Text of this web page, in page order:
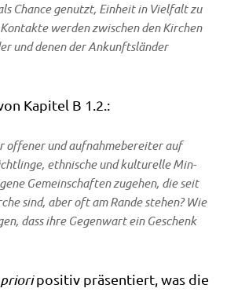
Chan­ce genutzt, Ein­heit in Viel­falt zu
wer­den zwi­schen den Kir­chen
und denen der Ankunfts­län­der
Kapi­tel B 1.2.:
offe­ner und auf­nah­me­be­rei­ter auf
eth­ni­sche und kul­tu­rel­le Min­
Gemein­schaf­ten zuge­hen, die seit
sind, aber oft am Ran­de ste­hen? Wie
dass ihre Gegen­wart ein Geschenk
posi­tiv prä­sen­tiert, was die